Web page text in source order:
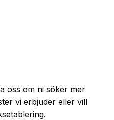
oss om ni söker mer
vi erbjuder eller vill